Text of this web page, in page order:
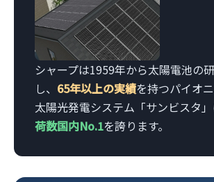
シャープは1959年から太陽電池の
し、 65年以上の実績を持つパイオ
太陽光発電システム「サンビスタ」
荷数国内No.1を誇ります。